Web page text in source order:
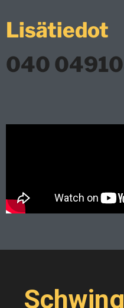
Lisätiedot
040